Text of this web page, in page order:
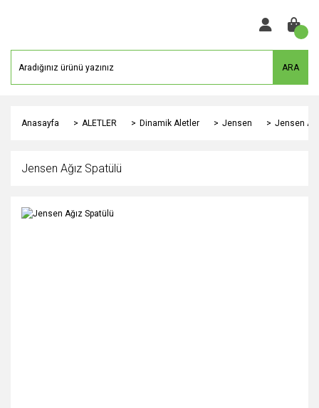
ARA
Anasayfa ALETLER Dinamik Aletler Jensen Jensen
Jensen Ağız Spatülü